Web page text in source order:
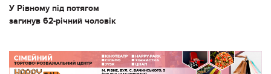
У Рівному під потягом
загинув 62-річний чоловік